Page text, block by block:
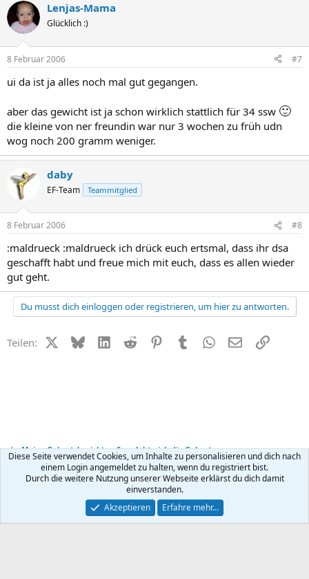
Lenjas-Mama
Glücklich :)
8 Februar 2006 #7
ui da ist ja alles noch mal gut gegangen.
aber das gewicht ist ja schon wirklich stattlich für 34 ssw 🙂
die kleine von ner freundin war nur 3 wochen zu früh udn
wog noch 200 gramm weniger.
daby
EF-Team Teammitglied
8 Februar 2006 #8
:maldrueck :maldrueck ich drück euch ertsmal, dass ihr dsa
geschafft habt und freue mich mit euch, dass es allen wieder
gut geht.
Du musst dich einloggen oder registrieren, um hier zu antworten.
Teilen: X (Twitter)
BlueskyLinkedIn
Reddit PinterestTumblr WhatsApp
E-MailLink
Meine Geburtsberichte - So erlebte ich die Geburt
Kontakt Nutzungsbedingungen Datenschutz Hilfe
R
Community platform by XenForo ® © 2010-2026 XenForo Ltd.
Diese Seite verwendet Cookies, um Inhalte zu personalisieren und dich nach
einem Login angemeldet zu halten, wenn du registriert bist.
Durch die weitere Nutzung unserer Webseite erklärst du dich damit
einverstanden.
Akzeptieren
Erfahre mehr…